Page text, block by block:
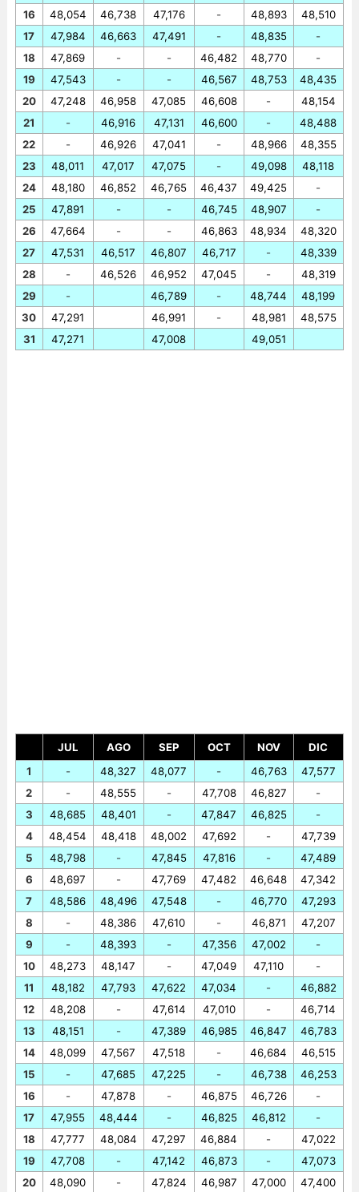
16
17
18
19
20
21
22
23
24
25
26
27
28
29
30
31
48,054
47,984
47,869
47,543
47,248
-
-
48,011
48,180
47,891
47,664
47,531
-
-
47,291
47,271
46,738
46,663
-
-
46,958
46,916
46,926
47,017
46,852
-
-
46,517
46,526
47,176
47,491
-
-
47,085
47,131
47,041
47,075
46,765
-
-
46,807
46,952
46,789
46,991
47,008
-
-
46,482
46,567
46,608
46,600
-
-
46,437
46,745
46,863
46,717
47,045
-
-
48,893
48,835
48,770
48,753
-
-
48,966
49,098
49,425
48,907
48,934
-
-
48,744
48,981
49,051
48,510
-
-
48,435
48,154
48,488
48,355
48,118
-
-
48,320
48,339
48,319
48,199
48,575
JUL AGO SEP OCT NOV
DIC
1
2
3
4
5
6
7
8
9
10
11
12
13
14
15
16
17
18
19
20
-
-
48,685
48,454
48,798
48,697
48,586
-
-
48,273
48,182
48,208
48,151
48,099
-
-
47,955
47,777
47,708
48,090
48,327
48,555
48,401
48,418
-
-
48,496
48,386
48,393
48,147
47,793
-
-
47,567
47,685
47,878
48,444
48,084
-
-
48,077
-
-
48,002
47,845
47,769
47,548
47,610
-
-
47,622
47,614
47,389
47,518
47,225
-
-
47,297
47,142
47,824
-
47,708
47,847
47,692
47,816
47,482
-
-
47,356
47,049
47,034
47,010
46,985
-
-
46,875
46,825
46,884
46,873
46,987
46,763
46,827
46,825
-
-
46,648
46,770
46,871
47,002
47,110
-
-
46,847
46,684
46,738
46,726
46,812
-
-
47,000
47,577
-
-
47,739
47,489
47,342
47,293
47,207
-
-
46,882
46,714
46,783
46,515
46,253
-
-
47,022
47,073
47,400